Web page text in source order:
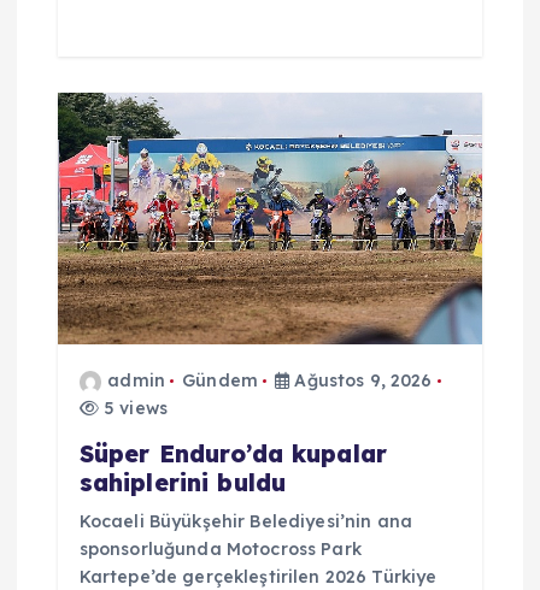
admin Gündem
Ağustos 9, 2026
5 views
Süper Enduro’da kupalar
sahiplerini buldu
Kocaeli Büyükşehir Belediyesi’nin ana
sponsorluğunda Motocross Park
Kartepe’de gerçekleştirilen 2026 Türkiye